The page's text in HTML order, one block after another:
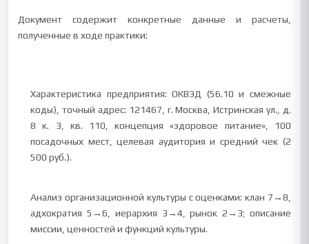
Документ содержит конкретные данные и расчеты,
полученные в ходе практики:
Характеристика предприятия: ОКВЭД (56.10 и смежные
коды), точный адрес: 121467, г. Москва, Истринская ул., д.
8 к. 3, кв. 110, концепция «здоровое питание», 100
посадочных мест, целевая аудитория и средний чек (2
500 руб.).
Анализ организационной культуры с оценками: клан 7→8,
адхократия 5→6, иерархия 3→4, рынок 2→3; описание
миссии, ценностей и функций культуры.